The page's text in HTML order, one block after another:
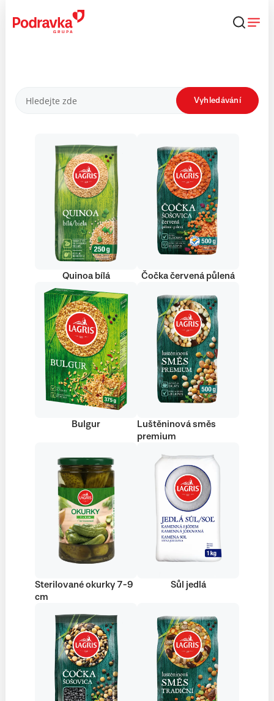
obsahu
Produkty Vyhledávání
Quinoa bílá Čočka červená půlená
Bulgur
Luštěninová směs
premium
Sterilované okurky 7-9
cm
Sůl jedlá